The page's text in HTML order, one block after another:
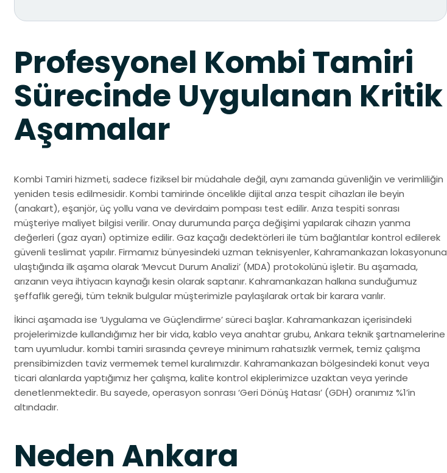
Profesyonel Kombi Tamiri
Sürecinde Uygulanan Kritik
Aşamalar
Kombi Tamiri hizmeti, sadece fiziksel bir müdahale değil, aynı zamanda güvenliğin ve verimliliğin
yeniden tesis edilmesidir. Kombi tamirinde öncelikle dijital arıza tespit cihazları ile beyin
(anakart), eşanjör, üç yollu vana ve devirdaim pompası test edilir. Arıza tespiti sonrası
müşteriye maliyet bilgisi verilir. Onay durumunda parça değişimi yapılarak cihazın yanma
değerleri (gaz ayarı) optimize edilir. Gaz kaçağı dedektörleri ile tüm bağlantılar kontrol edilerek
güvenli teslimat yapılır. Firmamız bünyesindeki uzman teknisyenler, Kahramankazan lokasyonuna
ulaştığında ilk aşama olarak ‘Mevcut Durum Analizi’ (MDA) protokolünü işletir. Bu aşamada,
arızanın veya ihtiyacın kaynağı kesin olarak saptanır. Kahramankazan halkına sunduğumuz
şeffaflık gereği, tüm teknik bulgular müşterimizle paylaşılarak ortak bir karara varılır.
İkinci aşamada ise ‘Uygulama ve Güçlendirme’ süreci başlar. Kahramankazan içerisindeki
projelerimizde kullandığımız her bir vida, kablo veya anahtar grubu, Ankara teknik şartnamelerine
tam uyumludur. kombi tamiri sırasında çevreye minimum rahatsızlık vermek, temiz çalışma
prensibimizden taviz vermemek temel kuralımızdır. Kahramankazan bölgesindeki konut veya
ticari alanlarda yaptığımız her çalışma, kalite kontrol ekiplerimizce uzaktan veya yerinde
denetlenmektedir. Bu sayede, operasyon sonrası ‘Geri Dönüş Hatası’ (GDH) oranımız %1’in
altındadır.
Neden Ankara